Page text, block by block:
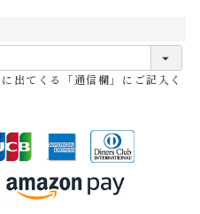
出てくる「通信欄」にご記入く